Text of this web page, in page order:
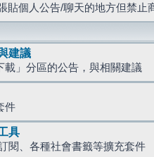
貼個人公告/聊天的地方但禁止
建議
載」分區的公告，與相關建議
件
具
閱、各種社會書籤等擴充套件